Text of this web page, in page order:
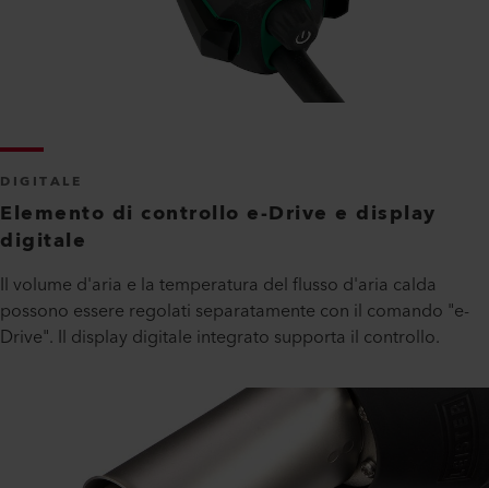
DIGITALE
Elemento di controllo e-Drive e display
digitale
Il volume d'aria e la temperatura del flusso d'aria calda
possono essere regolati separatamente con il comando "e-
Drive". Il display digitale integrato supporta il controllo.